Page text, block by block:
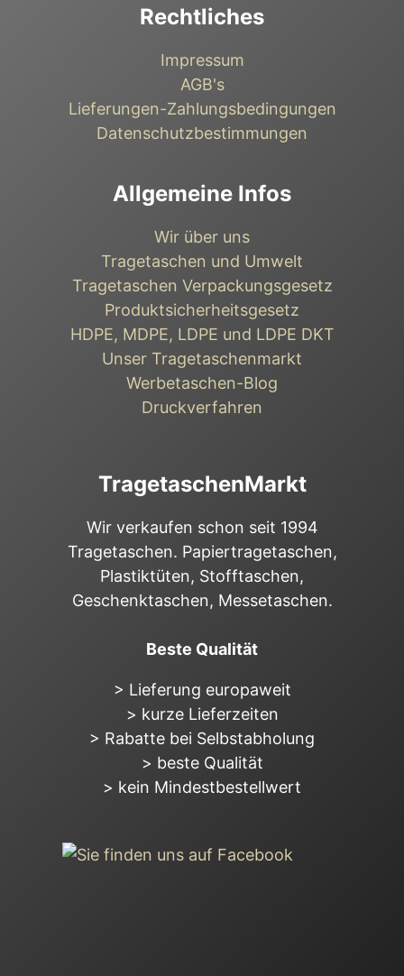
TragetaschenMarkt
Wir verkaufen schon seit 1994
Tragetaschen. Papiertragetaschen,
Plastiktüten, Stofftaschen,
Geschenktaschen, Messetaschen.
Beste Qualität
> Lieferung europaweit
> kurze Lieferzeiten
> Rabatte bei Selbstabholung
> beste Qualität
> kein Mindestbestellwert
Rechtliches
Impressum
AGB's
Lieferungen-Zahlungsbedingungen
Datenschutzbestimmungen
Allgemeine Infos
Wir über uns
Tragetaschen und Umwelt
Tragetaschen Verpackungsgesetz
Produktsicherheitsgesetz
HDPE, MDPE, LDPE und LDPE DKT
Unser Tragetaschenmarkt
Werbetaschen-Blog
Druckverfahren